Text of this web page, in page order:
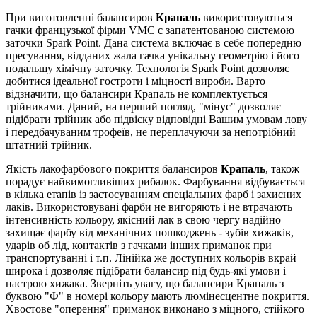
При виготовленні балансиров Крапаль використовуються
гачки французької фірми VMC c запатентованою системою
заточки Spark Point. Дана система включає в себе попередню
пресування, відданих жала гачка унікальну геометрію і його
подальшу хімічну заточку. Технологія Spark Point дозволяє
добитися ідеальної гостроти і міцності вироби. Варто
відзначити, що балансири Крапаль не комплектується
трійниками. Даний, на перший погляд, "мінус" дозволяє
підібрати трійник або підвіску відповідні Вашим умовам лову
і передбачуваним трофеїв, не переплачуючи за непотрібний
штатний трійник.
Якість лакофарбового покриття балансиров Крапаль, також
порадує найвимогливіших рибалок. Фарбування відбувається
в кілька етапів із застосуванням спеціальних фарб і захисних
лаків. Використовувані фарби не вигоряють і не втрачають
інтенсивність кольору, якісний лак в свою чергу надійно
захищає фарбу від механічних пошкоджень - зубів хижаків,
ударів об лід, контактів з гачками інших приманок при
транспортуванні і т.п. Лінійка же доступних кольорів вкрай
широка і дозволяє підібрати балансир під будь-які умови і
настрою хижака. Зверніть увагу, що балансири Крапаль з
буквою "Ф" в номері кольору мають люмінесцентне покриття.
Хвостове "оперення" приманок виконано з міцного, стійкого